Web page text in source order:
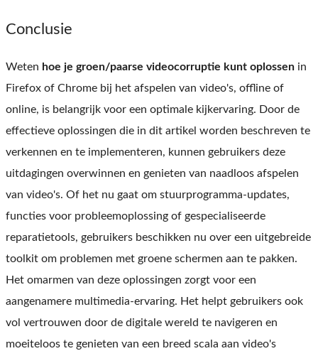
Conclusie
Weten hoe je groen/paarse videocorruptie kunt oplossen in
Firefox of Chrome bij het afspelen van video's, offline of
online, is belangrijk voor een optimale kijkervaring. Door de
effectieve oplossingen die in dit artikel worden beschreven te
verkennen en te implementeren, kunnen gebruikers deze
uitdagingen overwinnen en genieten van naadloos afspelen
van video's. Of het nu gaat om stuurprogramma-updates,
functies voor probleemoplossing of gespecialiseerde
reparatietools, gebruikers beschikken nu over een uitgebreide
toolkit om problemen met groene schermen aan te pakken.
Het omarmen van deze oplossingen zorgt voor een
aangenamere multimedia-ervaring. Het helpt gebruikers ook
vol vertrouwen door de digitale wereld te navigeren en
moeiteloos te genieten van een breed scala aan video's